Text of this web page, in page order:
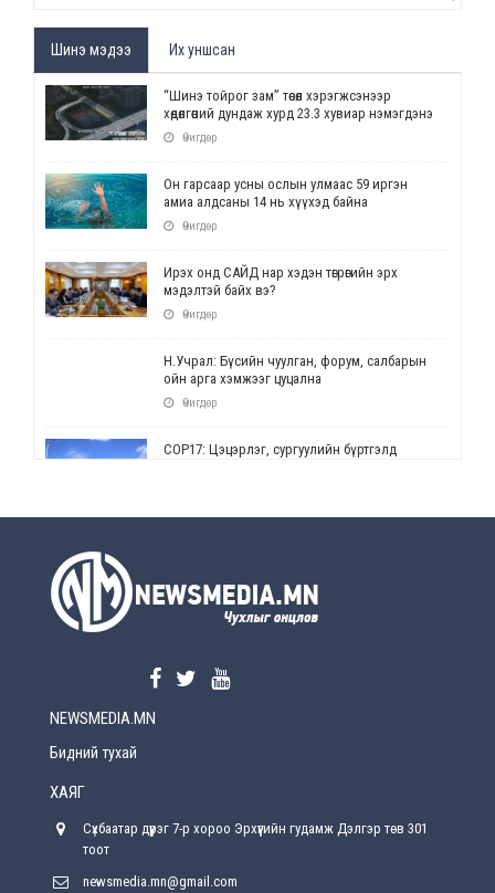
Шинэ мэдээ Их уншсан
“Шинэ тойрог зам” төсөл хэрэгжсэнээр
хөдөлгөөний дундаж хурд 23.3 хувиар нэмэгдэнэ
Өчигдөр
Он гарсаар усны ослын улмаас 59 иргэн
амиа алдсаны 14 нь хүүхэд байна
Өчигдөр
Ирэх онд САЙД нар хэдэн төгрөгийн эрх
мэдэлтэй байх вэ?
Өчигдөр
Н.Учрал: Бүсийн чуулган, форум, салбарын
ойн арга хэмжээг цуцална
Өчигдөр
СОР17: Цэцэрлэг, сургуулийн бүртгэлд
Өчигдөр
Өчигдөр
хүрсэн өгөөжөөрөө ажлаа үнэлж, хэрэгжилтээ
NEWSMEDIA.MN
Бидний тухай
ХАЯГ
Сүхбаатар дүүрэг 7-р хороо Эрхүүгийн гудамж Дэлгэр төв 301
тоот
newsmedia.mn@gmail.com